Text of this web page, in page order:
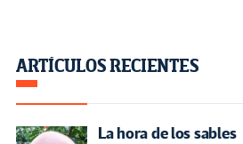
ARTÍCULOS RECIENTES
La hora de los sables